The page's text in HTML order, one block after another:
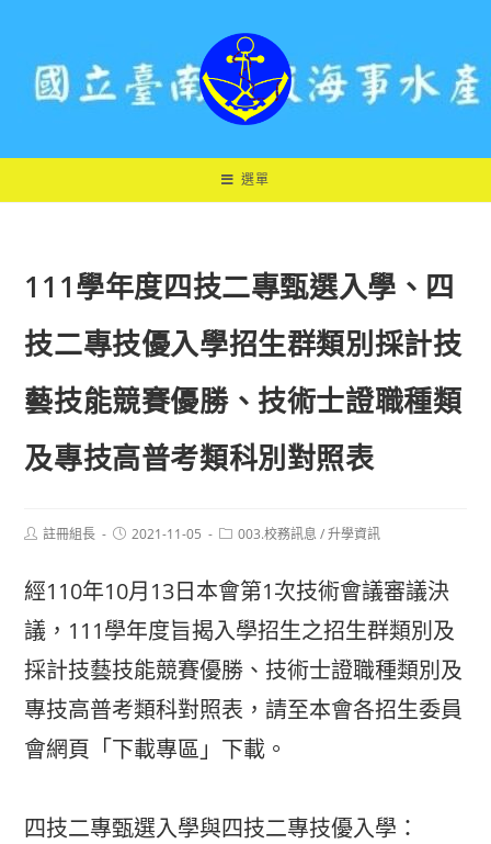
選單
111學年度四技二專甄選入學、四
技二專技優入學招生群類別採計技
藝技能競賽優勝、技術士證職種類
及專技高普考類科別對照表
Post註冊組長
Post2021-11-05
Post003.校務訊息 / 升學資訊
經110年10月13日本會第1次技術會議審議決
議，111學年度旨揭入學招生之招生群類別及
採計技藝技能競賽優勝、技術士證職種類別及
專技高普考類科對照表，請至本會各招生委員
會網頁「下載專區」下載。
四技二專甄選入學與四技二專技優入學：